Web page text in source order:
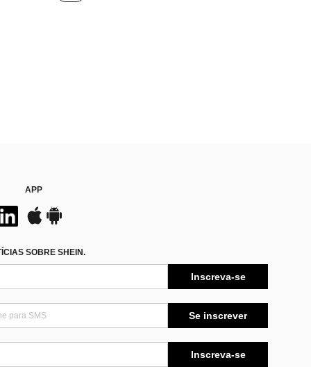
APP
SOBRE SHEIN.
Inscreva-se
Se inscrever
Inscreva-se